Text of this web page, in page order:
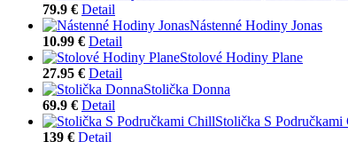
79.9 € Detail
Nástenné Hodiny Jonas
10.99 € Detail
Stolové Hodiny Plane
27.95 € Detail
Stolička Donna
69.9 € Detail
Stolička S Područkami
139 € Detail